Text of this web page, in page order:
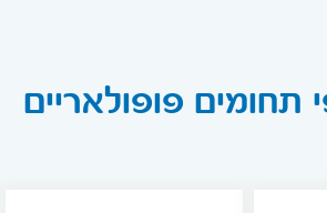
תחומים פופולאריים